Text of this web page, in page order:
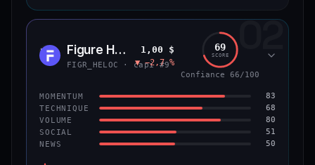
CAP. MARCHÉ VOLUME 24 H
VAR. 7 J VAR. 30 J
+2,0 %
VS ATH
−8,5 %
CONFIANCE 69/100
02
FIGR Figure Heloc
FIGR_HELOC · capi #9
1,00 $
▼ −2,7 %
69
SCORE
Confiance 66/100
MOMENTUM 83
TECHNIQUE 68
VOLUME 80
SOCIAL 51
NEWS 50